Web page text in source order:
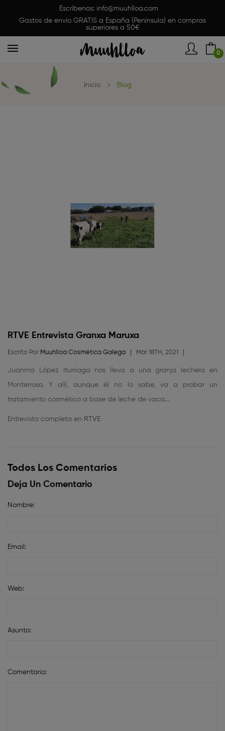
Escríbenos: info@muuhlloa.com
Gastos de envío GRATIS a España (Península) en compras
superiores a 50€
0
Inicio Blog
RTVE Entrevista Granxa Maruxa
Escrito Por Muuhlloa Cosmética Galega Mar 18TH, 2021
Juanma López Iturriaga nos lleva a una granja lechera en
Monterroso. Y allí, aunque él no lo sabe, va a probar un
tratamiento cosmético a base de leche de vaca...
Entrevista completa en RTVE
Todos Los Comentarios
Deja Un Comentario
Nombre:
Email:
Web:
Asunto:
Comentario: